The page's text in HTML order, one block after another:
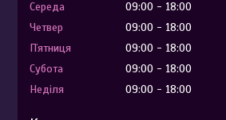
Середа
09:00
18:00
Четвер
09:00
18:00
Пʼятниця
09:00
18:00
Субота
09:00
18:00
Неділя
09:00 18:00